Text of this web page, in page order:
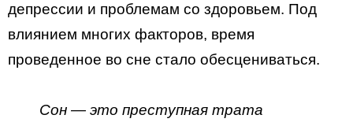
депрессии и проблемам со здоровьем. Под
влиянием многих факторов, время
проведенное во сне стало обесцениваться.
Сон — это преступная трата